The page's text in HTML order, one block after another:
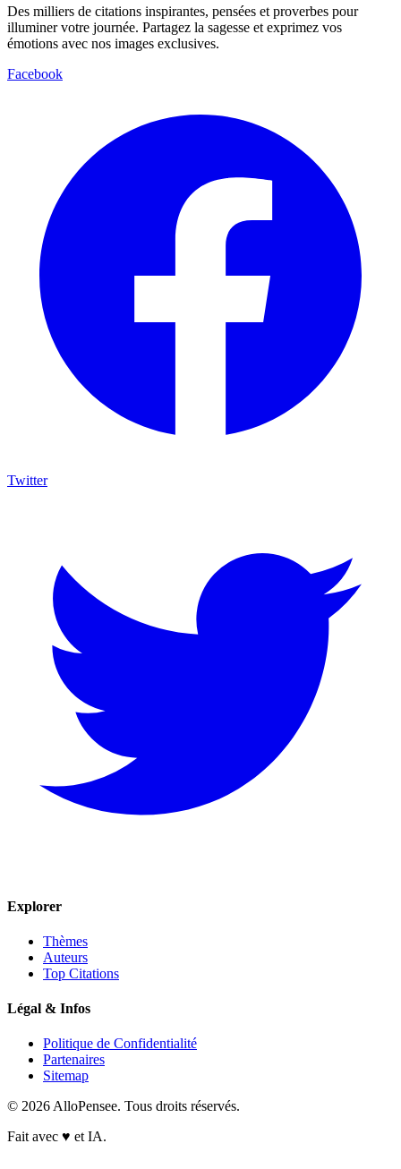
Des milliers de citations inspirantes, pensées et proverbes pour
illuminer votre journée. Partagez la sagesse et exprimez vos
émotions avec nos images exclusives.
Facebook
Twitter
Explorer
Thèmes
Auteurs
Top Citations
Légal & Infos
Politique de Confidentialité
Partenaires
Sitemap
© 2026 AlloPensee. Tous droits réservés.
Fait avec ♥ et IA.